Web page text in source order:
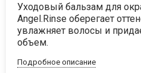
Уходовый бальзам для
Angel.Rinse оберегает
увлажняет волосы и
объем.
Подробное описание